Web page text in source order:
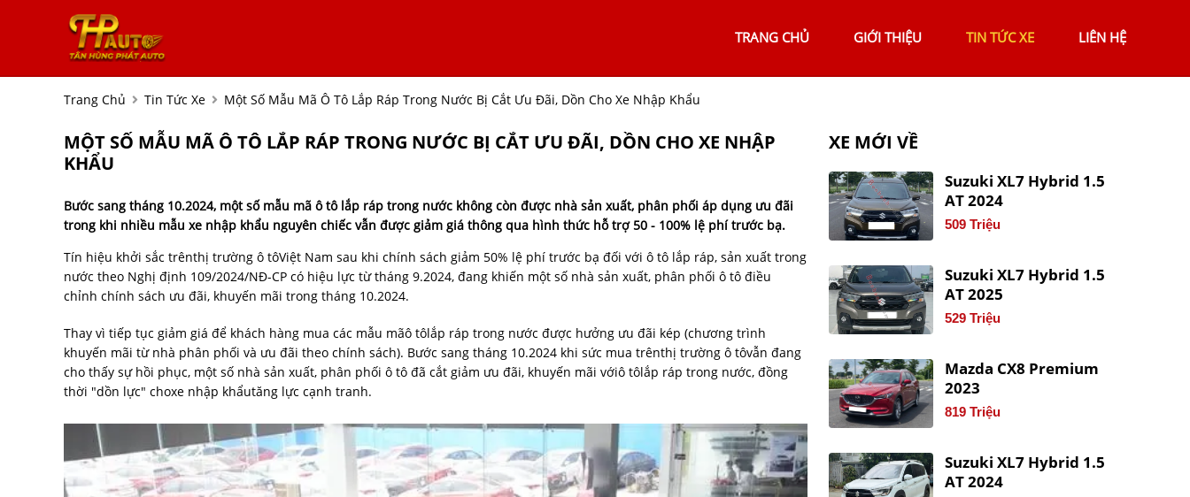
TRANG CHỦ GIỚI THIỆU TIN TỨC XE LIÊN HỆ
Trang Chủ Tin Tức Xe Một Số Mẫu Mã Ô Tô Lắp Ráp Trong Nước Bị Cắt Ưu Đãi, Dồn Cho Xe Nhập Khẩu
MỘT SỐ MẪU MÃ Ô TÔ LẮP RÁP TRONG NƯỚC BỊ CẮT ƯU ĐÃI, DỒN CHO XE NHẬP
KHẨU
Bước sang tháng 10.2024, một số mẫu mã ô tô lắp ráp trong nước không còn được nhà sản xuất, phân phối áp dụng ưu đãi
trong khi nhiều mẫu xe nhập khẩu nguyên chiếc vẫn được giảm giá thông qua hình thức hỗ trợ 50 - 100% lệ phí trước bạ.
Tín hiệu khởi sắc trênthị trường ô tôViệt Nam sau khi chính sách giảm 50% lệ phí trước bạ đối với ô tô lắp ráp, sản xuất trong
nước theo Nghị định 109/2024/NĐ-CP có hiệu lực từ tháng 9.2024, đang khiến một số nhà sản xuất, phân phối ô tô điều
chỉnh chính sách ưu đãi, khuyến mãi trong tháng 10.2024.
Thay vì tiếp tục giảm giá để khách hàng mua các mẫu mãô tôlắp ráp trong nước được hưởng ưu đãi kép (chương trình
khuyến mãi từ nhà phân phối và ưu đãi theo chính sách). Bước sang tháng 10.2024 khi sức mua trênthị trường ô tôvẫn đang
cho thấy sự hồi phục, một số nhà sản xuất, phân phối ô tô đã cắt giảm ưu đãi, khuyến mãi vớiô tôlắp ráp trong nước, đồng
thời "dồn lực" choxe nhập khẩutăng lực cạnh tranh.
XE MỚI VỀ
Suzuki XL7 Hybrid 1.5
AT 2024
509 Triệu
Suzuki XL7 Hybrid 1.5
AT 2025
529 Triệu
Mazda CX8 Premium
2023
819 Triệu
Suzuki XL7 Hybrid 1.5
AT 2024